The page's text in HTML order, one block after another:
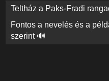
Bejegyzés
navigáció
Teltház a Paks-Fradi
Fontos a nevelés és a
szerint 🔊